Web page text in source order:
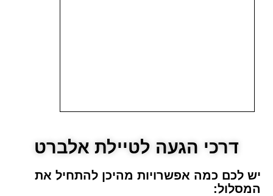
דרכי הגעה לטיילת אלברט
יש לכם כמה אפשרויות מהיכן להתחיל את
המסלול: